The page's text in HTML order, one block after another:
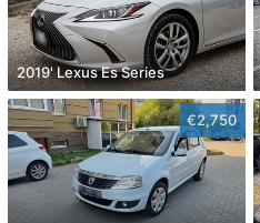
2019' Lexus Es Series
€2,750